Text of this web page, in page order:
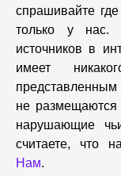
спрашивайте
только у нас.
источников в
имеет
представленным
не размещаются
нарушающие
считаете, что
Нам.